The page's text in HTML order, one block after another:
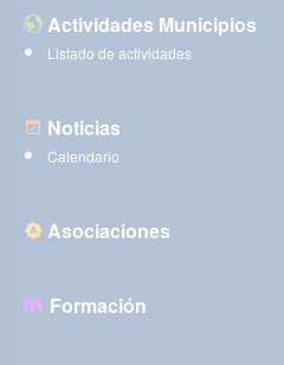
Actividades Municipios
Listado de actividades
Noticias
Calendario
Asociaciones
Formación